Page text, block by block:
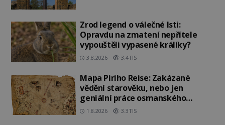
Zrod legend o válečné lsti:
Opravdu na zmatení nepřítele
vypouštěli vypasené králíky?
3.8.2026 3.4TIS
Mapa Piriho Reise: Zakázané
vědění starověku, nebo jen
geniální práce osmanského
admirála?
1.8.2026 3.3TIS